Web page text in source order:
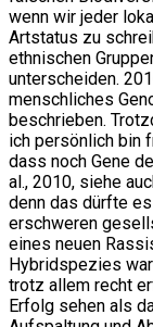
wenn wir jeder
Artstatus zu
ethnischen
unterscheiden.
menschliches
beschrieben.
ich persönlich bin
dass noch Gene
al., 2010, siehe
denn das dürfte
erschweren
eines neuen
Hybridspezies
trotz allem recht
Erfolg sehen als